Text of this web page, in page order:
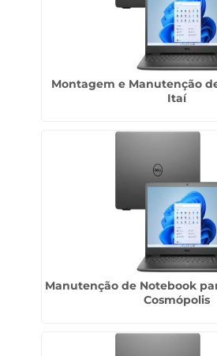
Montagem e Manutenção
Itaí
Manutenção de Notebook
Cosmópolis